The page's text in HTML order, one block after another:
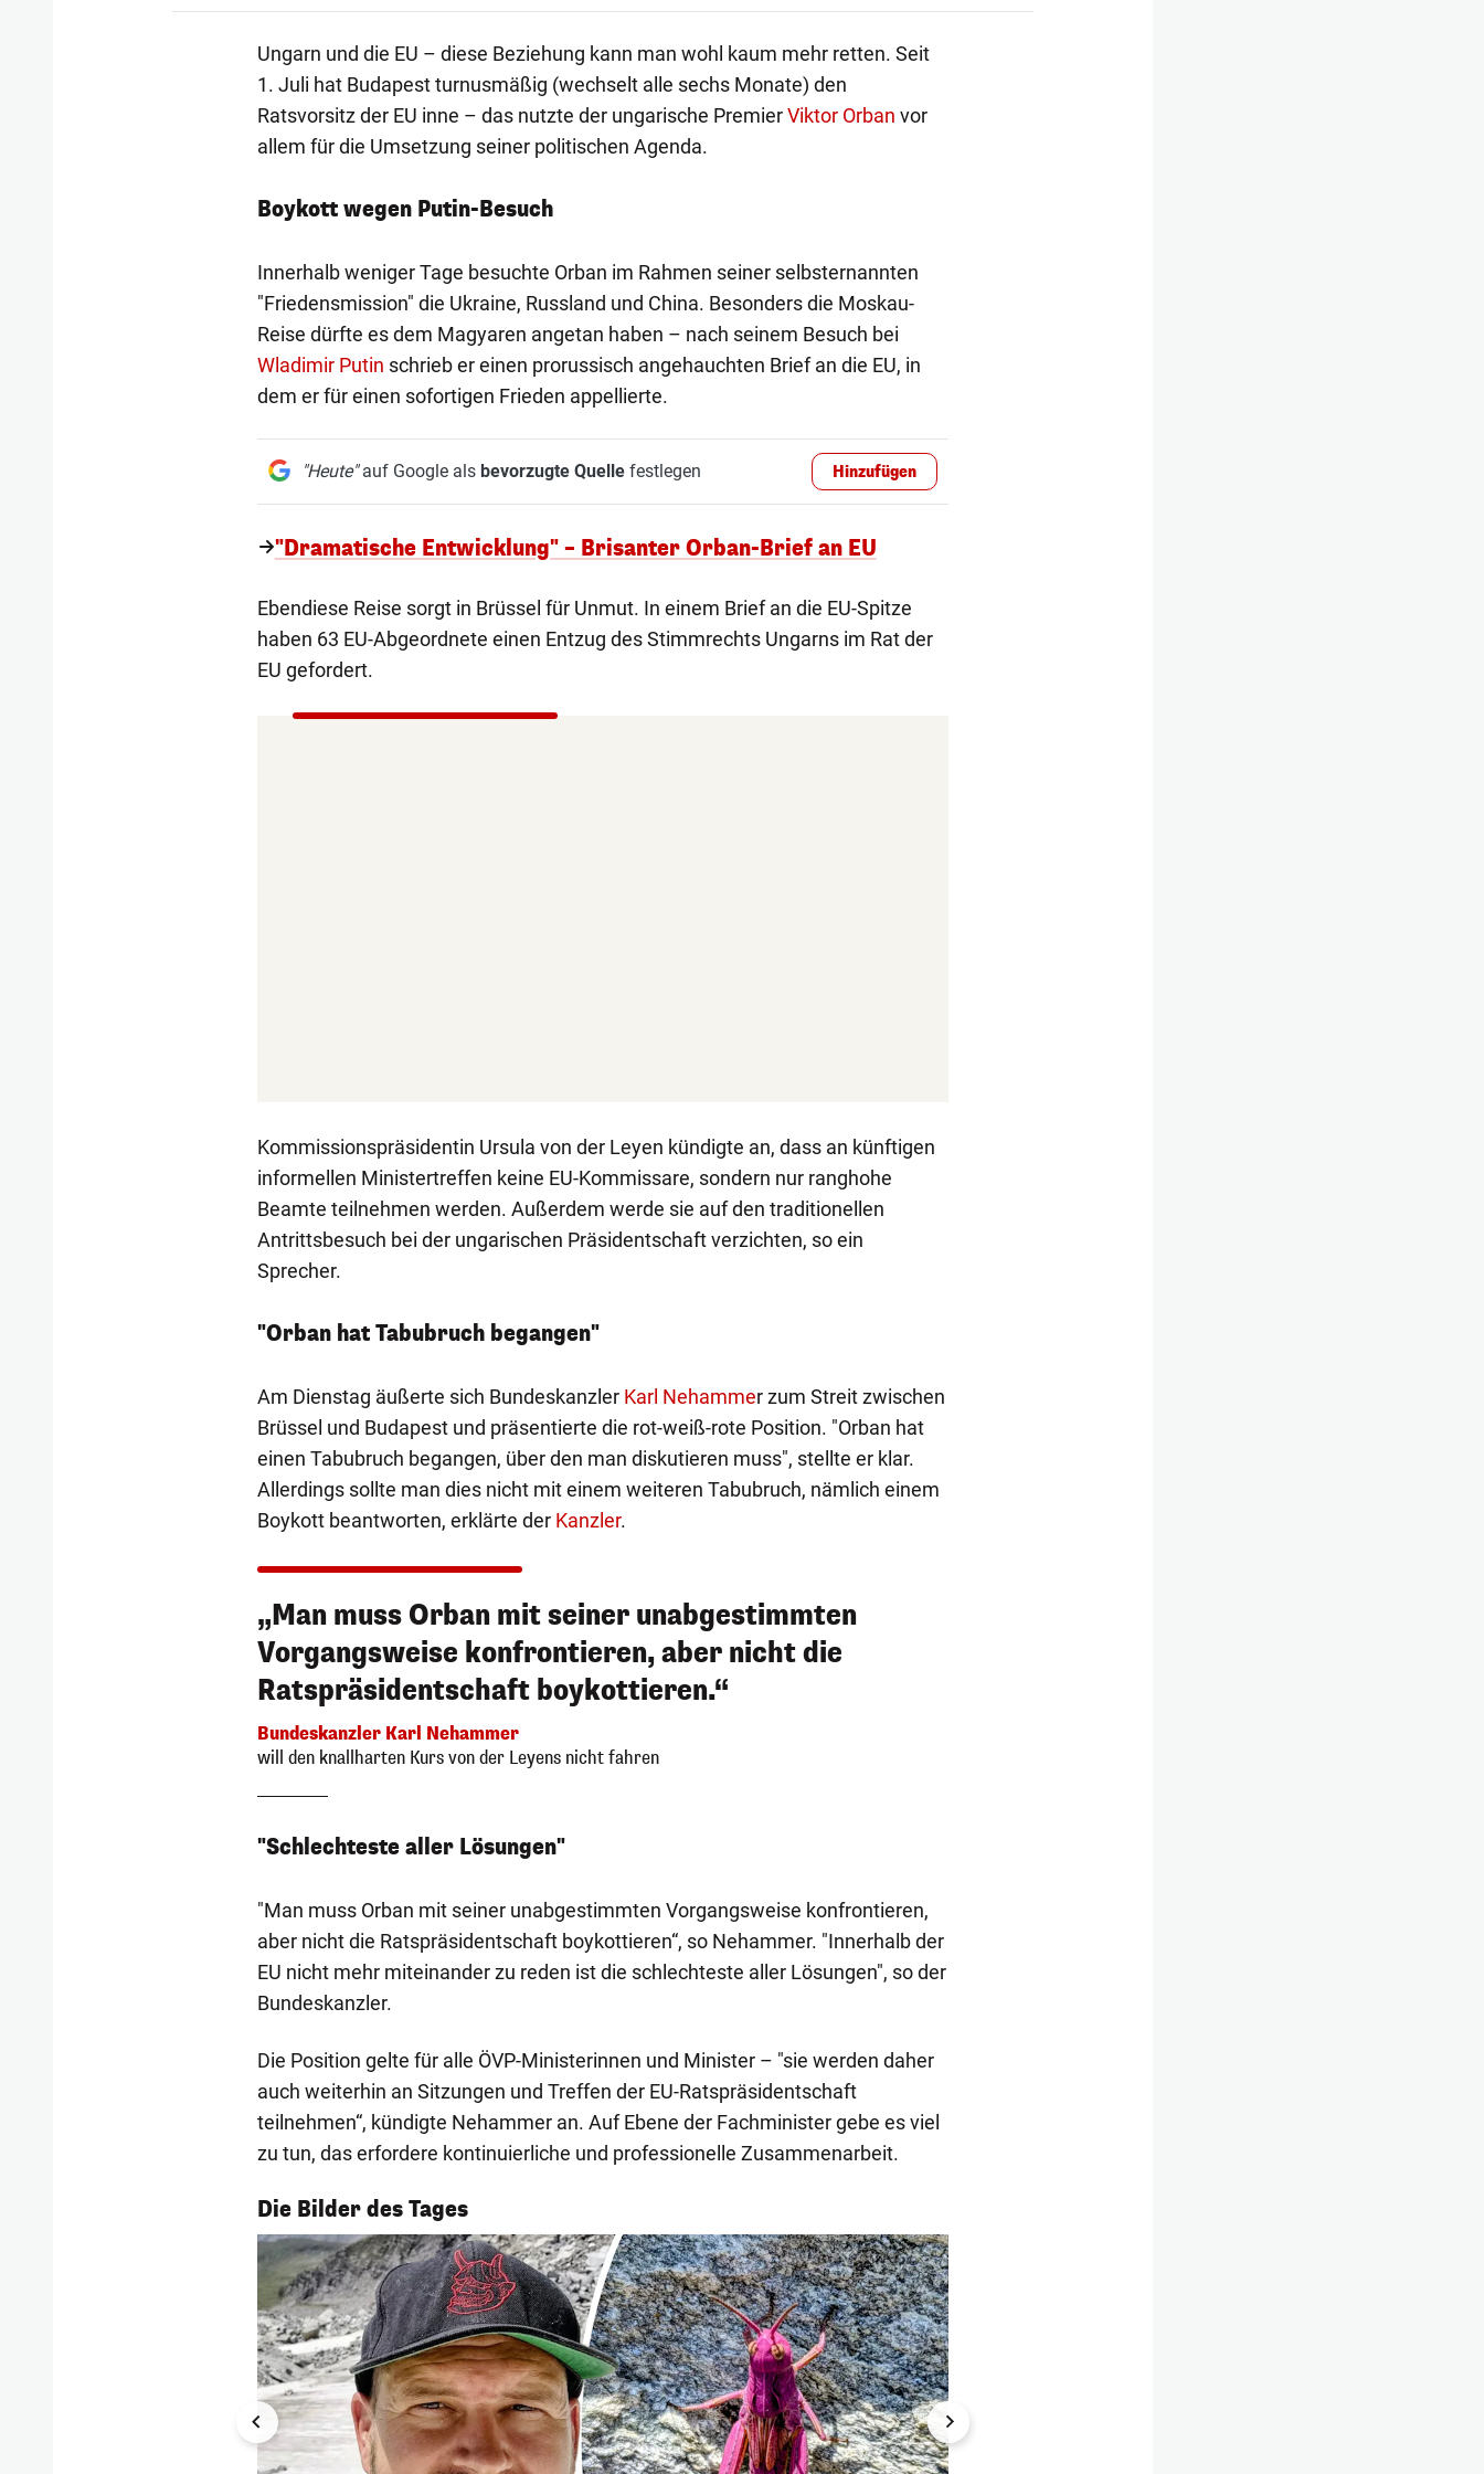
Ungarn und die EU – diese Beziehung kann man wohl kaum mehr retten. Seit
1. Juli hat Budapest turnusmäßig (wechselt alle sechs Monate) den
Ratsvorsitz der EU inne – das nutzte der ungarische PremierViktor Orban vor
allem für die Umsetzung seiner politischen Agenda.
Boykott wegen Putin-Besuch
Innerhalb weniger Tage besuchte Orban im Rahmen seiner selbsternannten
"Friedensmission" die Ukraine, Russland und China. Besonders die Moskau-
Reise dürfte es dem Magyaren angetan haben – nach seinem Besuch bei
Wladimir Putin schrieb er einen prorussisch angehauchten Brief an die EU, in
dem er für einen sofortigen Frieden appellierte.
"Heute"auf Google als bevorzugte Quellefestlegen Hinzufügen
"Dramatische Entwicklung" – Brisanter Orban-Brief an EU
Ebendiese Reise sorgt in Brüssel für Unmut. In einem Brief an die EU-Spitze
haben 63 EU-Abgeordnete einen Entzug des Stimmrechts Ungarns im Rat der
EU gefordert.
Kommissionspräsidentin Ursula von der Leyen kündigte an, dass an künftigen
informellen Ministertreffen keine EU-Kommissare, sondern nur ranghohe
Beamte teilnehmen werden. Außerdem werde sie auf den traditionellen
Antrittsbesuch bei der ungarischen Präsidentschaft verzichten, so ein
Sprecher.
"Orban hat Tabubruch begangen"
Am Dienstag äußerte sich Bundeskanzler Karl Nehammer zum Streit zwischen
Brüssel und Budapest und präsentierte die rot-weiß-rote Position. "Orban hat
einen Tabubruch begangen, über den man diskutieren muss", stellte er klar.
Allerdings sollte man dies nicht mit einem weiteren Tabubruch, nämlich einem
Boykott beantworten, erklärte der Kanzler.
„Man muss Orban mit seiner unabgestimmten
Vorgangsweise konfrontieren, aber nicht die
Ratspräsidentschaft boykottieren.“
Bundeskanzler Karl Nehammer
will den knallharten Kurs von der Leyens nicht fahren
"Schlechteste aller Lösungen"
"Man muss Orban mit seiner unabgestimmten Vorgangsweise konfrontieren,
aber nicht die Ratspräsidentschaft boykottieren“, so Nehammer. "Innerhalb der
EU nicht mehr miteinander zu reden ist die schlechteste aller Lösungen", so der
Bundeskanzler.
Die Position gelte für alle ÖVP-Ministerinnen und Minister – "sie werden daher
auch weiterhin an Sitzungen und Treffen der EU-Ratspräsidentschaft
teilnehmen“, kündigte Nehammer an. Auf Ebene der Fachminister gebe es viel
zu tun, das erfordere kontinuierliche und professionelle Zusammenarbeit.
Die Bilder des Tages
1/54